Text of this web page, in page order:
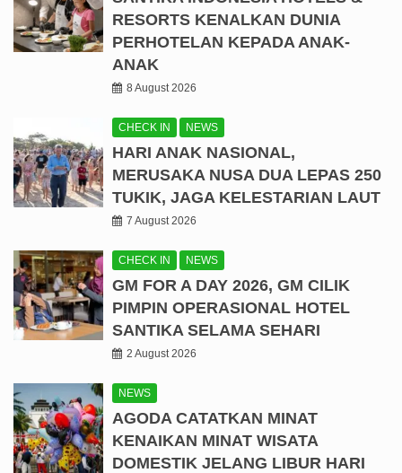
RESORTS KENALKAN DUNIA
PERHOTELAN KEPADA ANAK-
ANAK
8 August 2026
CHECK IN NEWS
HARI ANAK NASIONAL,
MERUSAKA NUSA DUA LEPAS 250
TUKIK, JAGA KELESTARIAN LAUT
7 August 2026
CHECK IN NEWS
GM FOR A DAY 2026, GM CILIK
PIMPIN OPERASIONAL HOTEL
SANTIKA SELAMA SEHARI
2 August 2026
NEWS
AGODA CATATKAN MINAT
KENAIKAN MINAT WISATA
DOMESTIK JELANG LIBUR HARI